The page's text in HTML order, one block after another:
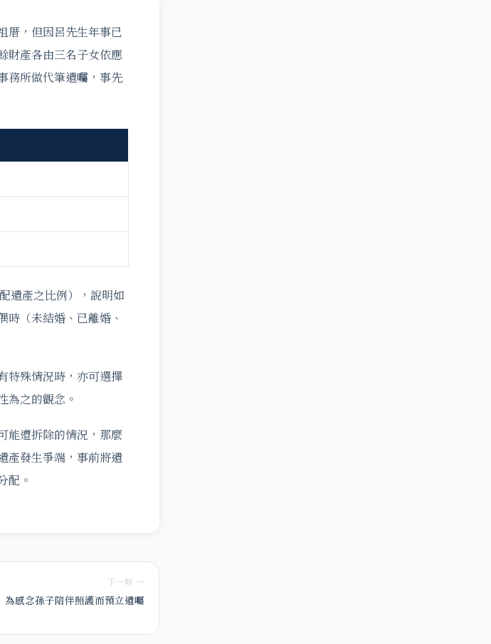
厝，但因呂先生年事已
財產各由三名子女依應
務所做代筆遺囑，事先
遺產之比例），說明如
（未結婚、已離婚、
特殊情況時，亦可選擇
為之的觀念。
能遭拆除的情況，那麼
產發生爭端，事前將遺
配。
下一則 →
為感念孫子陪伴照護而預立遺囑